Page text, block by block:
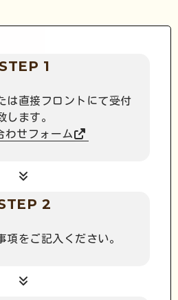
1
は直接フロントにて受付
します。
わせフォーム
2
項をご記入ください。